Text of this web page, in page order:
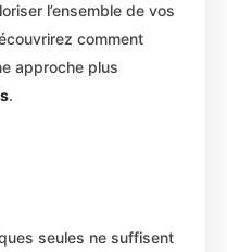
l’ensemble de vos
comment
approche plus
.
seules ne suffisent